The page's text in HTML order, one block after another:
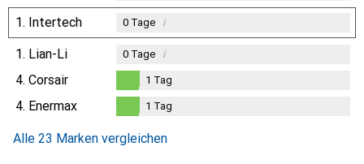
1. Intertech 0Tage i
1. Lian-Li 0Tage i
4. Corsair
Tag
1 Tag
4. Enermax 1 Tag
Alle 23 Marken vergleichen